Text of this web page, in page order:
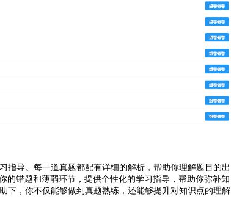
指导。每一道真题都配有详细的解析，帮助你理解题目的出
的错题和薄弱环节，提供个性化的学习指导，帮助你弥补知
下，你不仅能够做到真题熟练，还能够提升对知识点的理解